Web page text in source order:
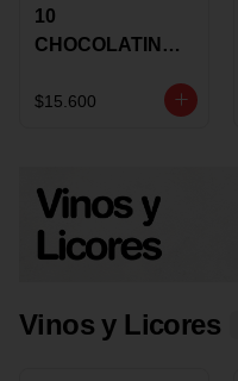
10
CHOCOLATINA
17 GRS
$15.600
Vinos y Licores